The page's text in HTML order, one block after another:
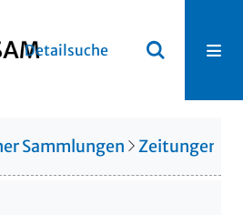
Detailsuche
Sammlungen Zeitungen